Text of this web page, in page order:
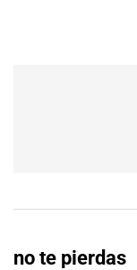
no te pierdas